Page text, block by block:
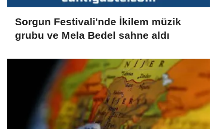
Sorgun Festivali'nde İkilem müzik
grubu ve Mela Bedel sahne aldı